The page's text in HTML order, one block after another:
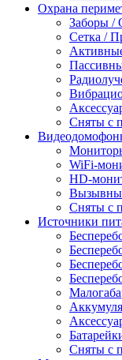
Охрана
Заборы /
Сетка /
Сняты с
WiFi-
HD-
Сняты с
Источники
Сняты с